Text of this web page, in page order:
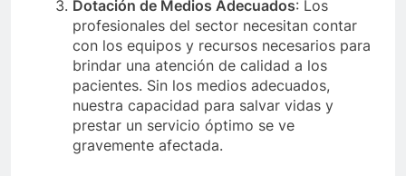
Dotación de Medios Adecuados: Los
profesionales del sector necesitan contar
con los equipos y recursos necesarios para
brindar una atención de calidad a los
pacientes. Sin los medios adecuados,
nuestra capacidad para salvar vidas y
prestar un servicio óptimo se ve
gravemente afectada.